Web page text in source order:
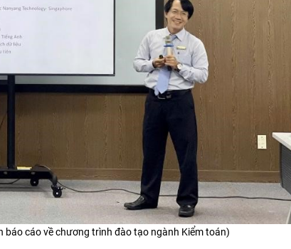
báo cáo về chương trình đào tạo ngành Kiểm toán)